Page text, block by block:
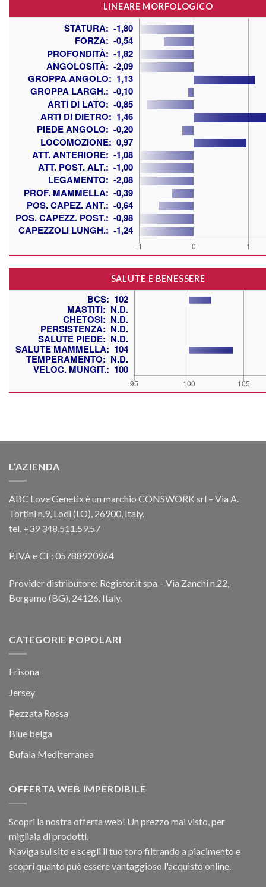
LINEARE MORFOLOGICO
SALUTE E BENESSERE
L’AZIENDA
ABC Love Genetix è un marchio CONSWORK srl – Via A.
Tortini n.9, Lodi (LO), 26900, Italy.
tel. +39 348.511.59.57
P.IVA e CF: 05788920964
Provider distributore: Register.it spa – Via Zanchi n.22,
Bergamo (BG), 24126, Italy.
CATEGORIE POPOLARI
Frisona
Jersey
Pezzata Rossa
Blue belga
Bufala Mediterranea
OFFERTA WEB IMPERDIBILE
Scopri la nostra offerta web! Un prezzo mai visto, per
migliaia di prodotti.
Naviga sul sito e scegli il tuo toro filtrando a piacimento e
scopri quanto può essere vantaggioso l'acquisto online.